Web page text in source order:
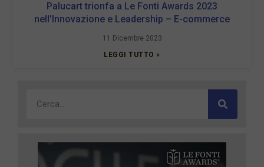
Palucart trionfa a Le Fonti Awards 2023
nell’Innovazione e Leadership – E-commerce
11 Dicembre 2023
LEGGI TUTTO »